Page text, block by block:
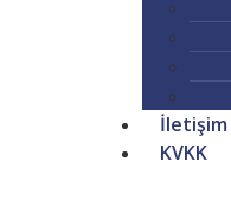
İletişim
KVKK